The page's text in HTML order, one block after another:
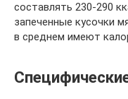
составлять 230-290
запеченные кусочки
в среднем имеют